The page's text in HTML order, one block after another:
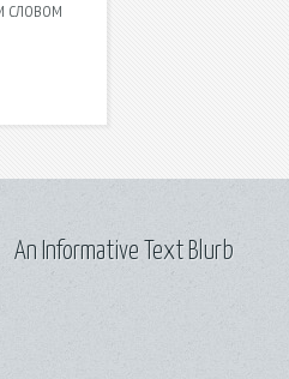
словом
An Informative Text Blurb